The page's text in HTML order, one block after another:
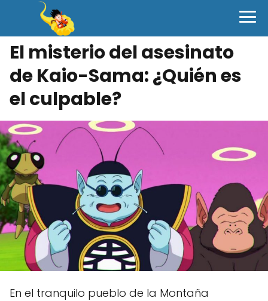
El misterio del asesinato
de Kaio-Sama: ¿Quién es
el culpable?
En el tranquilo pueblo de la Montaña